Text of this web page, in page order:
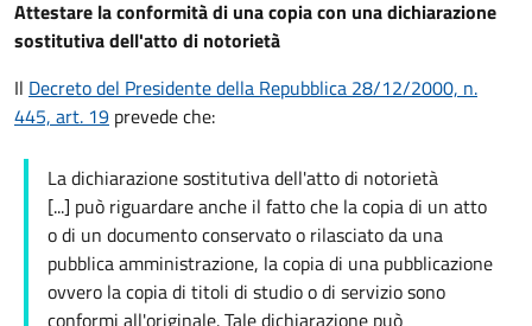
Attestare la conformità di una copia con una dichiarazione
sostitutiva dell'atto di notorietà
Il Decreto del Presidente della Repubblica 28/12/2000, n.
445, art. 19 prevede che:
La dichiarazione sostitutiva dell'atto di notorietà
[...] può riguardare anche il fatto che la copia di un atto
o di un documento conservato o rilasciato da una
pubblica amministrazione, la copia di una pubblicazione
ovvero la copia di titoli di studio o di servizio sono
conformi all'originale. Tale dichiarazione può